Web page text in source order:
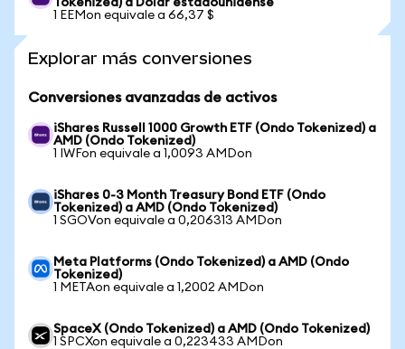
Tokenized) a Dólar estadounidense
1 EEMon equivale a 66,37 $
Explorar más conversiones
Conversiones avanzadas de activos
iShares Russell 1000 Growth ETF (Ondo Tokenized) a
AMD (Ondo Tokenized)
1 IWFon equivale a 1,0093 AMDon
iShares 0-3 Month Treasury Bond ETF (Ondo
Tokenized) a AMD (Ondo Tokenized)
1 SGOVon equivale a 0,206313 AMDon
Meta Platforms (Ondo Tokenized) a AMD (Ondo
Tokenized)
1 METAon equivale a 1,2002 AMDon
SpaceX (Ondo Tokenized) a AMD (Ondo Tokenized)
1 SPCXon equivale a 0,223433 AMDon